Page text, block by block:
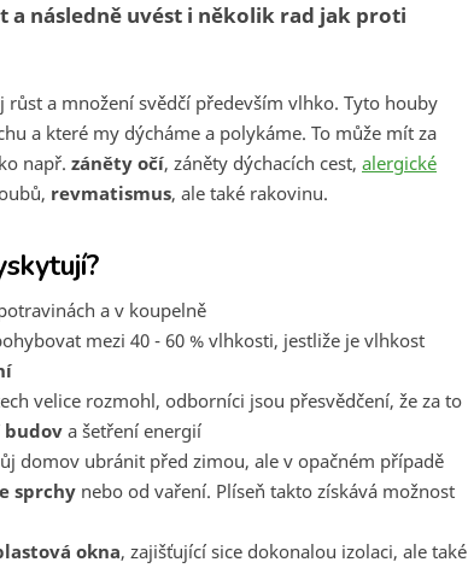
a následně uvést i několik rad jak proti
a množení svědčí především vlhko. Tyto houby
a které my dýcháme a polykáme. To může mít za
např. záněty očí, záněty dýchacích cest, alergické
revmatismus, ale také rakovinu.
a v koupelně
mezi 40 - 60 % vlhkosti, jestliže je vlhkost
velice rozmohl, odborníci jsou přesvědčení, že za to
budov a šetření energií
domov ubránit před zimou, ale v opačném případě
sprchy nebo od vaření. Plíseň takto získává možnost
okna, zajišťující sice dokonalou izolaci, ale také